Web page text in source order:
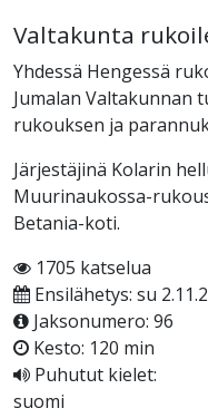
Valtakunta
Yhdessä Hengessä
Jumalan Valtakunnan
rukouksen ja
Järjestäjinä Kolarin
Muurinaukossa-
Betania-koti.
1705 katselua
Ensilähetys: su
Jaksonumero: 96
Kesto: 120 min
Puhutut kielet:
suomi